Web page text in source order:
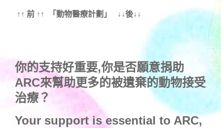
↑↑ 前 ↑↑ 「動物醫療計劃」 ↓↓後↓↓
你的支持好重要,你是否願意捐助
ARC來幫助更多的被遺棄的動物接受
治療？
Your support is essential to ARC,